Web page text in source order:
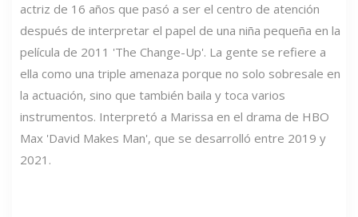
actriz de 16 años que pasó a ser el centro de atención
después de interpretar el papel de una niña pequeña en la
película de 2011 'The Change-Up'. La gente se refiere a
ella como una triple amenaza porque no solo sobresale en
la actuación, sino que también baila y toca varios
instrumentos. Interpretó a Marissa en el drama de HBO
Max 'David Makes Man', que se desarrolló entre 2019 y
2021.